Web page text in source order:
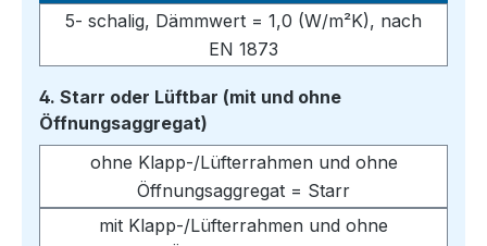
5- schalig, Dämmwert = 1,0 (W/m²K), nach
EN 1873
4. Starr oder Lüftbar (mit und ohne
Öffnungsaggregat)
ohne Klapp-/Lüfterrahmen und ohne
Öffnungsaggregat = Starr
mit Klapp-/Lüfterrahmen und ohne